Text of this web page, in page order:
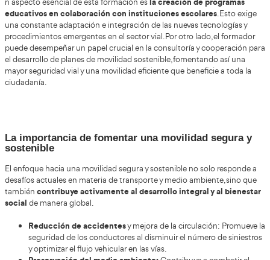
cualquier lugar, sin horarios rígidos. Además, los
con seguimiento personalizado y tutores que
el proceso formativo. Esto ayuda a mantener la
mucho el aprobado de pruebas y evaluaciones.
El FP Grado Superior en Movilidad Segura y Sostenible
Segura y Sostenible se convierte en una preparación
Desarrollo de la actividad como Formador
Movilidad Segura y Sostenible en
Sostenible en Villagarcía de Arosa